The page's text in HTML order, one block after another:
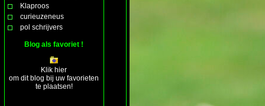
Klaproos
curieuzeneus
pol schrijvers
Blog als favoriet !
Klik hier
om dit blog bij uw favorieten
te plaatsen!